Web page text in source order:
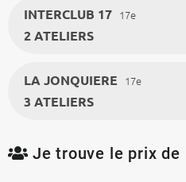
INTERCLUB 17 17e
2 ATELIERS
LA JONQUIERE 17e
3 ATELIERS
Je trouve le prix